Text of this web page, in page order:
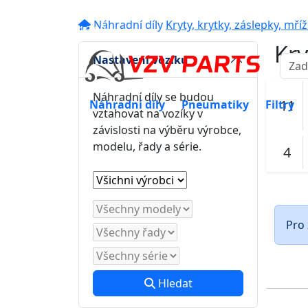
16:00
Náhradní díly
Pneumatiky Filtry
Náhradní díly Kryty, krytky, záslepky,
Nastavení vozíku
Náhradní díly se budou
vztahovat na vozíky v
závislosti na výběru výrobce,
modelu, řady a série.
Hledat
11
4
Pro